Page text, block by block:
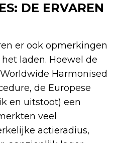
DE ERVAREN
er ook opmerkingen
laden. Hoewel de
Harmonised
de Europese
en uitstoot) een
veel
actieradius,